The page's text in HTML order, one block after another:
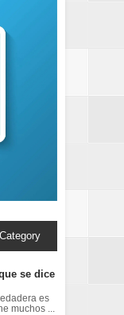
Category
se dice
es
muchos ...